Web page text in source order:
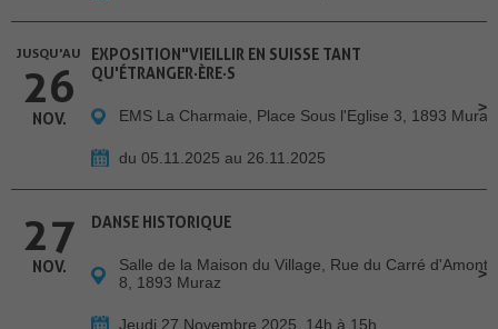
JUSQU'AU
26
NOV.
EXPOSITION"VIEILLIR EN SUISSE TANT
QU'ÉTRANGER·ÈRE·S
EMS La Charmaie, Place Sous l'Eglise 3, 1893 Muraz
du 05.11.2025 au 26.11.2025
27
NOV.
DANSE HISTORIQUE
Salle de la Maison du Village, Rue du Carré d'Amont
8, 1893 Muraz
Jeudi 27 Novembre 2025, 14h à 15h